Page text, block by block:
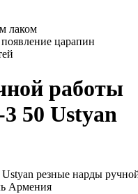
работы
50 Ustyan
резные нарды
Армения